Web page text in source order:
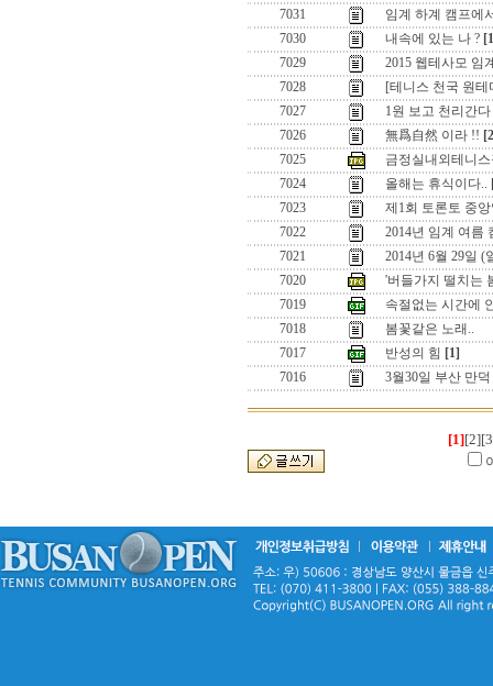
7031
임계 하계 캠프에
7030
내속에 있는 나 ?
7029
2015 웹테사모 임
7028
[테니스 천국 원
7027
1원 보고 천리간
7026
無爲自然 이라 !!
7025
금정실내외테니
7024
올해는 휴식이다..
7023
제1회 토론토 중
7022
2014년 임계 여름
7021
2014년 6월 29일
7020
'버들가지 떨치는
7019
속절없는 시간에
7018
봄꽃같은 노래..
7017
반성의 힘 [1]
7016
3월30일 부산 만
[1][2]